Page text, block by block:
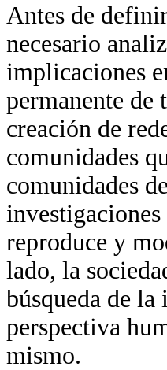
Antes de
necesario
implicaciones
permanente de
creación de
comunidades
comunidades
reproduce y
lado, la
búsqueda de
perspectiva
mismo.